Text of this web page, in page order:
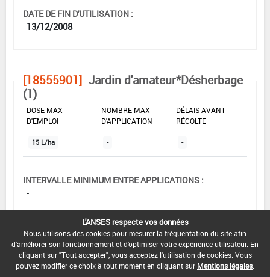
DATE DE FIN D'UTILISATION :
13/12/2008
[18555901] Jardin d'amateur*Désherbage
(1)
DOSE MAX
D'EMPLOI
NOMBRE MAX
D'APPLICATION
DÉLAIS AVANT
RÉCOLTE
15 L/ha - -
INTERVALLE MINIMUM ENTRE APPLICATIONS :
-
DATE DE RETRAIT DE L'USAGE :
-
DATE DE FIN DE DISTRIBUTION :
30/05/2008
L'ANSES respecte vos données
Nous utilisons des cookies pour mesurer la fréquentation du site afin
d'améliorer son fonctionnement et d'optimiser votre expérience utilisateur. En
cliquant sur "Tout accepter", vous acceptez l'utilisation de cookies. Vous
pouvez modifier ce choix à tout moment en cliquant sur Mentions légales